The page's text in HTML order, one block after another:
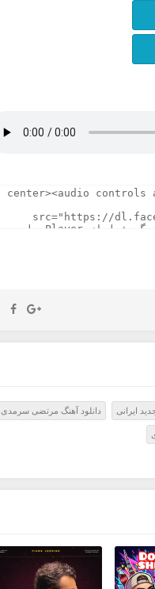
ایرانی دانلود آهنگ مرتضی سرمدی